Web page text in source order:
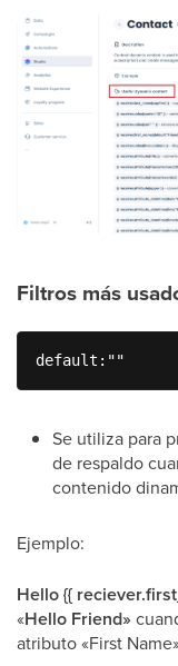
Filtros más
default:""
Se utiliza para
de respaldo
contenido
Ejemplo:
Hello {{
«Hello Friend»
atributo «First